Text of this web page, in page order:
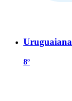
Uruguaiana
8º